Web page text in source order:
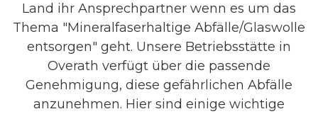
Land ihr Ansprechpartner wenn es um das
Thema "Mineralfaserhaltige Abfälle/Glaswolle
entsorgen" geht. Unsere Betriebsstätte in
Overath verfügt über die passende
Genehmigung, diese gefährlichen Abfälle
anzunehmen. Hier sind einige wichtige